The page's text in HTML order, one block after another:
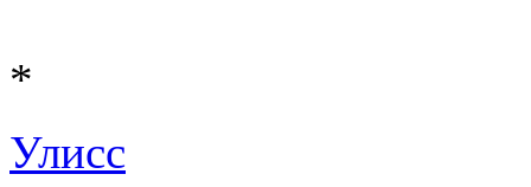
*
Улисс